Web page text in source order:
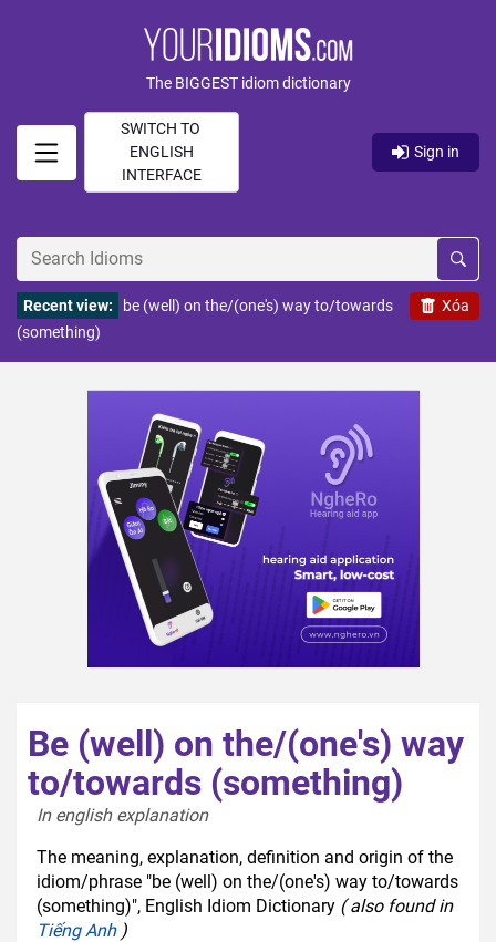
The BIGGEST idiom dictionary
SWITCH TO
ENGLISH
INTERFACE
Sign in
Xóa
Recent view:
be (well) on the/(one's) way to/towards
(something)
Be (well) on the/(one's) way
to/towards (something)
In english explanation
The meaning, explanation, definition and origin of the
idiom/phrase "be (well) on the/(one's) way to/towards
(something)", English Idiom Dictionary ( also found in
Tiếng Anh)